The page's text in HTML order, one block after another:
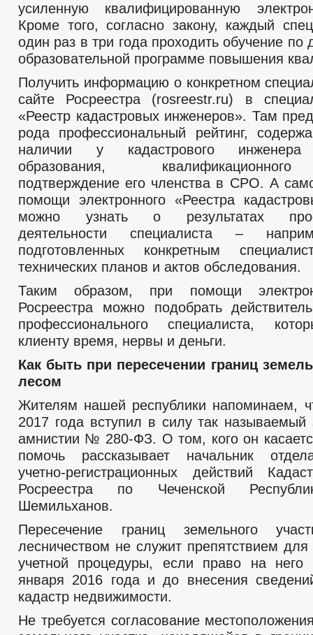
усиленную квалифицированную
Кроме того, согласно закону, каждый
один раз в три года проходить обучение по
образовательной программе повышения
Получить информацию о конкретном
сайте Росреестра (rosreestr.ru) в
«Реестр кадастровых инженеров». Там
рода профессиональный рейтинг,
наличии у кадастрового инженера
образования,
подтверждение его членства в СРО. А
помощи электронного «Реестра
можно узнать о результатах
деятельности специалиста –
подготовленных конкретным
технических планов и актов обследования.
Таким образом, при помощи
Росреестра можно подобрать
профессионального специалиста,
клиенту время, нервы и деньги.
Как быть при пересечении границ
лесом
Жителям нашей республики напоминаем,
2017 года вступил в силу так называемый
амнистии № 280-ФЗ. О том, кого он
помочь рассказывает начальник
учетно-регистрационных действий
Росреестра по Чеченской
Шемильханов.
Пересечение границ земельного
лесничеством не служит препятствием
учетной процедуры, если право на него
января 2016 года и до внесения
кадастр недвижимости.
Не требуется согласование